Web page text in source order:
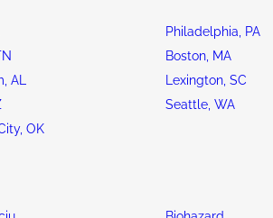
Philadelphia, PA
Boston, MA
AL
Lexington, SC
Seattle, WA
OK